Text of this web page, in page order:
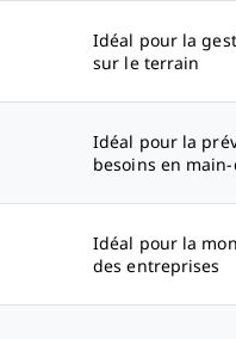
Idéal pour la
sur le terrain
Idéal pour la
besoins en
Idéal pour la
des entreprises